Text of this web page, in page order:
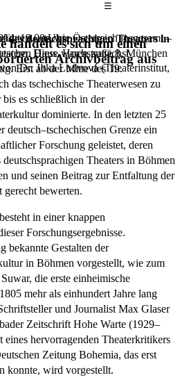
Das
☰
handelt es sich um einen
Archivbeitrag aus
des deutschsprachigen Theaters in
Dr. Jitka Ludvová (Theaterinstitut,
– so wie Österreich insgesamt –
Diese waren zunächst
Erst ab der Mitte des 19.
das tschechische Theaterwesen zu
bis es schließlich in der
dominierte. In den letzten 25
deutsch–tschechischen Grenze ein
Forschung geleistet, deren
Theaters in Böhmen
und seinen Beitrag zur Entfaltung der
gerecht bewerten.
in einer knappen
Forschungsergebnisse.
bekannte Gestalten der
in Böhmen vorgestellt, wie zum
die erste einheimische
mehr als einhundert Jahre lang
und Journalist Max Glaser
Zeitschrift Hohe Warte (1929–
eines hervorragenden Theaterkritikers
Zeitung Bohemia, das erst
konnte, wird vorgestellt.
19.00 Uhr
Haus, Hochstraße 8, München